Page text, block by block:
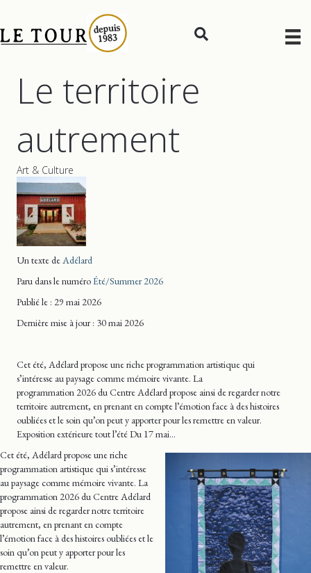
Le territoire
autrement
Art & Culture
Un texte deAdélard
Paru dans le numéroÉté/Summer 2026
Publié le : 29 mai 2026
Dernière mise à jour: 30 mai 2026
Cet été, Adélard propose une riche programmation artistique qui
s’intéresse au paysage comme mémoire vivante. La
programmation 2026 du Centre Adélard propose ainsi de regarder notre
territoire autrement, en prenant en compte l’émotion face à des histoires
oubliées et le soin qu’on peut y apporter pour les remettre en valeur.
Exposition extérieure tout l’été Du 17 mai…
Cet été, Adélard propose une riche
programmation artistique qui s’intéresse
au paysage comme mémoire vivante. La
programmation 2026 du Centre Adélard
propose ainsi de regarder notre territoire
autrement, en prenant en compte
l’émotion face à des histoires oubliées et le
soin qu’on peut y apporter pour les
remettre en valeur.